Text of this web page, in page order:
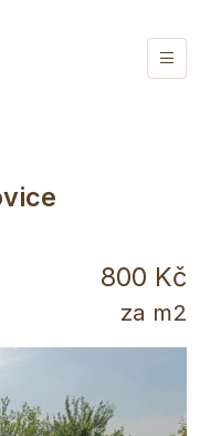
800 Kč
za m2